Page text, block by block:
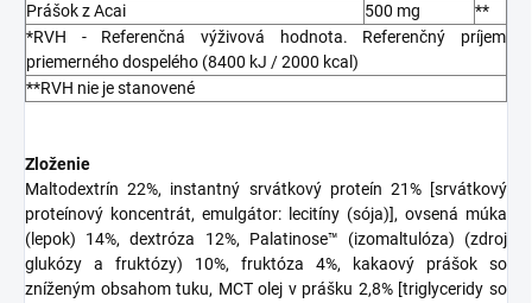
Prášok z Acai
500 mg
**
*RVH - Referenčná výživová hodnota. Referenčný príjem
priemerného dospelého (8400 kJ / 2000 kcal)
**RVH nie je stanovené
Zloženie
Maltodextrín 22%, instantný srvátkový proteín 21% [srvátkový
proteínový koncentrát, emulgátor: lecitíny (sója)], ovsená múka
(lepok) 14%, dextróza 12%, Palatinose™ (izomaltulóza) (zdroj
glukózy a fruktózy) 10%, fruktóza 4%, kakaový prášok so
zníženým obsahom tuku, MCT olej v prášku 2,8% [triglyceridy so